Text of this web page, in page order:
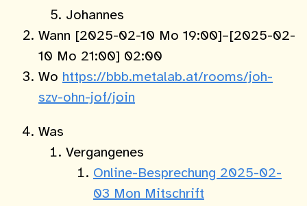
Johannes
Wann [2025-02-10 Mo 19:00]–[2025-02-
10 Mo 21:00] 02:00
Wo https://bbb.metalab.at/rooms/joh-
szv-ohn-jof/join
Was
Vergangenes
Online-Besprechung 2025-02-
03 Mon Mitschrift